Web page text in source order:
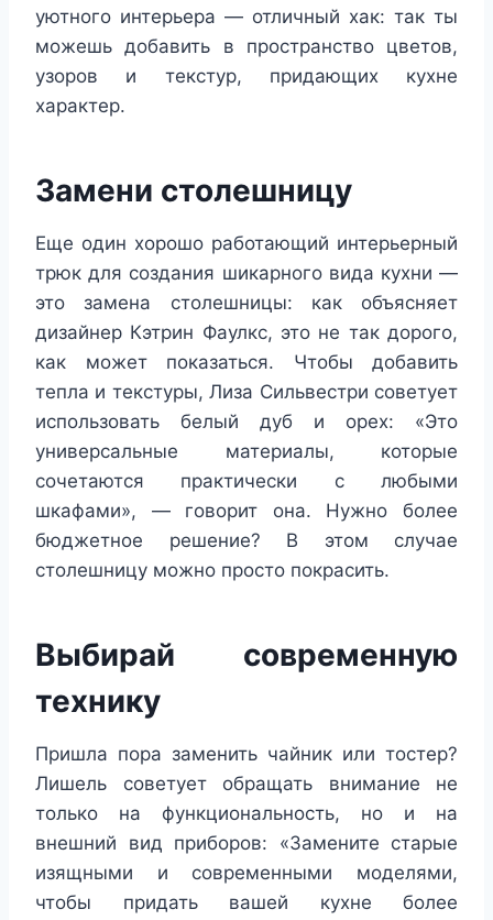
уютного интерьера — отличный хак: так ты
можешь добавить в пространство цветов,
узоров и текстур, придающих кухне
характер.
Замени столешницу
Еще один хорошо работающий интерьерный
трюк для создания шикарного вида кухни —
это замена столешницы: как объясняет
дизайнер Кэтрин Фаулкс, это не так дорого,
как может показаться. Чтобы добавить
тепла и текстуры, Лиза Сильвестри советует
использовать белый дуб и орех: «Это
универсальные материалы, которые
сочетаются практически с любыми
шкафами», — говорит она. Нужно более
бюджетное решение? В этом случае
столешницу можно просто покрасить.
Выбирай современную
технику
Пришла пора заменить чайник или тостер?
Лишель советует обращать внимание не
только на функциональность, но и на
внешний вид приборов: «Замените старые
изящными и современными моделями,
чтобы придать вашей кухне более